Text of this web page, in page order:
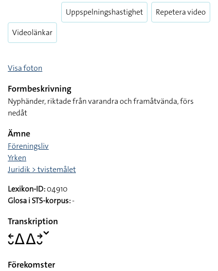
Videolänkar
Uppspelningshastighet Repetera video
Visa foton
Formbeskrivning
Nyphänder, riktade från varandra och framåtvända, förs
nedåt
Ämne
Föreningsliv
Yrken
Juridik > tvistemålet
Lexikon-ID:04910
Glosa i STS-korpus:-
Transkription
􌥓􌤷􌤩􌤩􌥔􌤷􌥧
Förekomster